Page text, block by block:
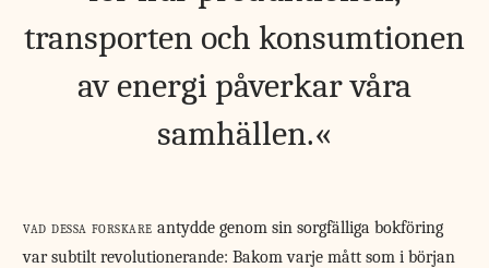
transporten och konsumtionen
av energi påverkar våra
samhällen.
vad dessa forskareantydde genom sin sorgfälliga bokföring
var subtilt revolutionerande: Bakom varje mått som i början